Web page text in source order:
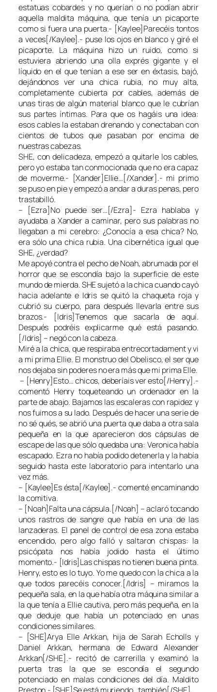
estatuas cobardes y no querían o no podían abrir
aquella maldita máquina, que tenía un picaporte
como si fuera una puerta.- [Kaylee]Parecéis tontos
a veces[/Kaylee].- puse los ojos en blanco y giré el
picaporte. La máquina hizo un ruido, como si
estuviera abriendo una olla exprés gigante y el
líquido en el que tenían a ese ser en éxtasis, bajó,
dejándonos ver una chica rubia, no muy alta,
completamente cubierta por cables, además de
unas tiras de algún material blanco que le cubrían
sus partes íntimas. Para que os hagáis una idea:
esos cables la estaban drenando y conectaban con
cientos de tubos que pasaban por encima de
nuestras cabezas.
SHE, con delicadeza, empezó a quitarle los cables,
pero yo estaba tan conmocionada que no era capaz
de moverme.- [Xander]Ellie…[/Xander].- mi primo
se puso en pie y empezó a andar a duras penas, pero
trastabilló.
– [Ezra]No puede ser…[/Ezra]- Ezra hablaba y
ayudaba a Xander a caminar, pero sus palabras no
llegaban a mi cerebro: ¿Conocía a esa chica? No,
era sólo una chica rubia. Una cibernética igual que
SHE, ¿verdad?
Me apoyé contra el pecho de Noah, abrumada por el
horror que se escondía bajo la superficie de este
mundo de mierda. SHE sujetó a la chica cuando cayó
hacia adelante e Idris se quitó la chaqueta roja y
cubrió su cuerpo, para después llevarla entre sus
brazos.- [Idris]Tenemos que sacarla de aquí.
Después podréis explicarme qué está pasando.
[/Idris] – negó con la cabeza.
Miré a la chica, que respiraba entrecortadament y vi
a mi prima Ellie. El monstruo del Obelisco, el ser que
nos dejaba sin poderes no era más que mi prima Elle.
– [Henry]Esto… chicos, deberíais ver esto[/Henry].-
comentó Henry toqueteando un ordenador en la
parte de abajo. Bajamos las escaleras con rapidez y
nos fuimos a su lado. Después de hacer una serie de
no sé qués, se abrió una puerta que daba a otra sala
pequeña en la que aparecieron dos cápsulas de
escape de las que sólo quedaba una: Veronica había
escapado. Ezra no había podido detenerla y la había
seguido hasta este laboratorio para intentarlo una
vez más.
– [Kaylee]Es ésta[/Kaylee].- comenté encaminando
la comitiva.
– [Noah]Falta una cápsula.[/Noah] – aclaró tocando
unos rastros de sangre que había en una de las
lanzaderas. El panel de control de esa zona estaba
encendido, pero algo falló y saltaron chispas: la
psicópata nos había jodido hasta el último
momento.- [Idris]Las chispas no tienen buena pinta.
Henry, esto es lo tuyo. Yo me quedo con la chica a la
que todos parecéis conocer.[/Idris] – miramos la
pequeña sala, en la que había otra máquina similar a
la que tenía a Ellie cautiva, pero más pequeña, en la
que deduje que había un potenciado en unas
condiciones similares.
– [SHE]Arya Elle Arkkan, hija de Sarah Echolls y
Daniel Arkkan, hermana de Edward Alexander
Arkkan[/SHE].- recitó de carrerilla y examinó la
puerta tras la que se escondía el segundo
potenciado en malas condiciones del día. Maldito